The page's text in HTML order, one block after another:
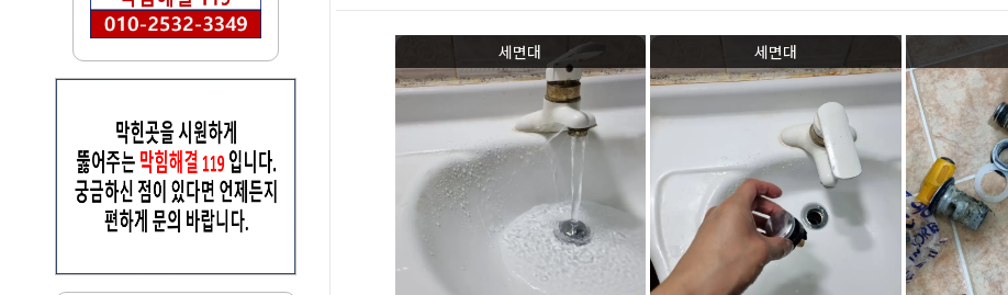
세면대 세면대